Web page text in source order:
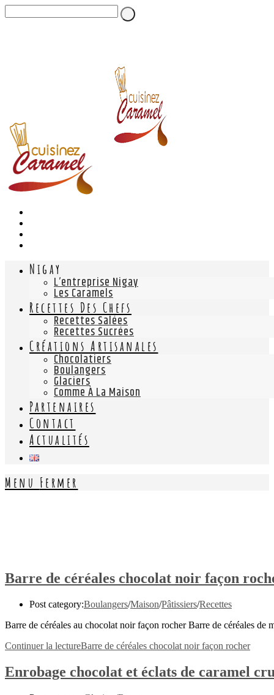
Nigay
L’entreprise Nigay
Les Caramels
Recettes Des Chefs
Recettes Salées
Recettes Sucrées
Créations Artisanales
Chocolatiers
Boulangers
Glaciers
Comme À La Maison
Partenaires
Contact
Actualités
Menu Fermer
Barre de céréales chocolat noir façon
Post category:Boulangers/Maison/Pâtissiers/Recettes
Barre de céréales au chocolat noir façon rocher Barre de céréales
Continuer la lectureBarre de céréales chocolat noir façon rocher
Enrobage chocolat et éclats de caramel